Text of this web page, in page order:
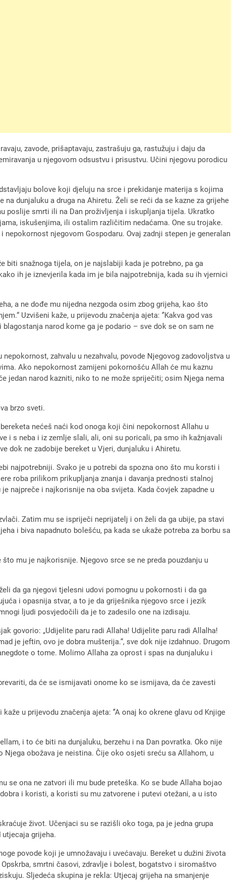
zavode, prišaptavaju, zastrašuju ga, rastužuju i daju da
u njegovom odsustvu i prisustvu. Učini njegovu porodicu
bolove koji djeluju na srce i prekidanje materija s kojima
dunjaluku a druga na Ahiretu. Želi se reći da se kazne za grijehe
poslije smrti ili na Dan proživljenja i iskupljanja tijela. Ukratko
iskušenjima, ili ostalim različitim nedaćama. One su trojake.
njegovom Gospodaru. Ovaj zadnji stepen je generalan
biti snažnoga tijela, on je najslabiji kada je potrebno, pa ga
ih je iznevjerila kada im je bila najpotrebnija, kada su ih vjernici
a ne dođe mu nijedna nezgoda osim zbog grijeha, kao što
Uzvišeni kaže, u prijevodu značenja ajeta: ‘’Kakva god vas
blagostanja narod kome ga je podario – sve dok se on sam ne
zahvalu u nezahvalu, povode Njegovog zadovoljstva u
Ako nepokornost zamijeni pokornošću Allah će mu kaznu
jedan narod kazniti, niko to ne može spriječiti; osim Njega nema
brzo sveti.
nećeš naći kod onoga koji čini nepokornost Allahu u
i s neba i iz zemlje slali, ali, oni su poricali, pa smo ih kažnjavali
dok ne zadobije bereket u Vjeri, dunjaluku i Ahiretu.
najpotrebniji. Svako je u potrebi da spozna ono što mu korsti i
roba prilikom prikupljanja znanja i davanja prednosti stalnoj
najpreče i najkorisnije na oba svijeta. Kada čovjek zapadne u
Zatim mu se ispriječi neprijatelj i on želi da ga ubije, pa stavi
i biva napadnuto bolešću, pa kada se ukaže potreba za borbu sa
mu je najkorisnije. Njegovo srce se ne preda pouzdanju u
da ga njegovi tjelesni udovi pomognu u pokornosti i da ga
i opasnija stvar, a to je da griješnika njegovo srce i jezik
ljudi posvjedočili da je to zadesilo one na izdisaju.
govorio: „Udijelite paru radi Allaha! Udijelite paru radi Allalha!
je jeftin, ovo je dobra mušterija.“, sve dok nije izdahnuo. Drugom
o tome. Molimo Allaha za oprost i spas na dunjaluku i
da će se ismijavati onome ko se ismijava, da će zavesti
u prijevodu značenja ajeta: ‘’A onaj ko okrene glavu od Knjige
i to će biti na dunjaluku, berzehu i na Dan povratka. Oko nije
obožava je neistina. Čije oko osjeti sreću sa Allahom, u
se ona ne zatvori ili mu bude preteška. Ko se bude Allaha bojao
i koristi, a koristi su mu zatvorene i putevi otežani, a u isto
život. Učenjaci su se razišli oko toga, pa je jedna grupa
grijeha.
povode koji je umnožavaju i uvećavaju. Bereket u dužini života
smrtni časovi, zdravlje i bolest, bogatstvo i siromaštvo
Sljedeća skupina je rekla: Utjecaj grijeha na smanjenje